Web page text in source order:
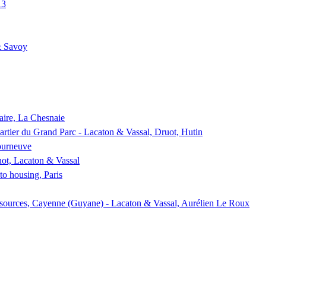
Savoy
La Chesnaie
du Grand Parc - Lacaton & Vassal, Druot, Hutin
Lacaton & Vassal
housing, Paris
Cayenne (Guyane) - Lacaton & Vassal, Aurélien Le Roux